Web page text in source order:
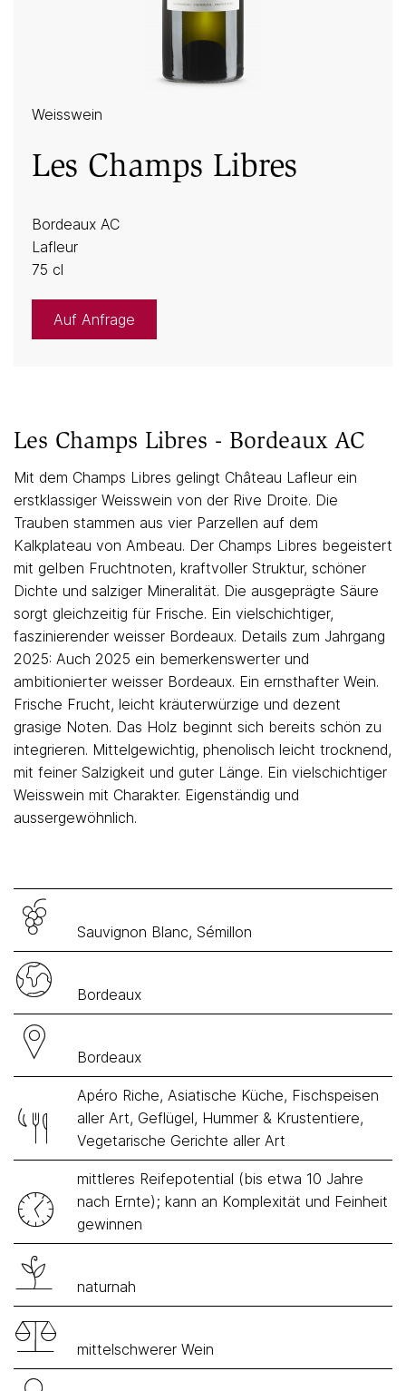
Weisswein
Les Champs Libres
Bordeaux AC
Lafleur
75 cl
Auf Anfrage
Les Champs Libres - Bordeaux AC
Mit dem Champs Libres gelingt Château Lafleur ein
erstklassiger Weisswein von der Rive Droite. Die
Trauben stammen aus vier Parzellen auf dem
Kalkplateau von Ambeau. Der Champs Libres begeistert
mit gelben Fruchtnoten, kraftvoller Struktur, schöner
Dichte und salziger Mineralität. Die ausgeprägte Säure
sorgt gleichzeitig für Frische. Ein vielschichtiger,
faszinierender weisser Bordeaux. Details zum Jahrgang
2025: Auch 2025 ein bemerkenswerter und
ambitionierter weisser Bordeaux. Ein ernsthafter Wein.
Frische Frucht, leicht kräuterwürzige und dezent
grasige Noten. Das Holz beginnt sich bereits schön zu
integrieren. Mittelgewichtig, phenolisch leicht trocknend,
mit feiner Salzigkeit und guter Länge. Ein vielschichtiger
Weisswein mit Charakter. Eigenständig und
aussergewöhnlich.
Sauvignon Blanc, Sémillon
Bordeaux
Bordeaux
Apéro Riche, Asiatische Küche, Fischspeisen
aller Art, Geflügel, Hummer & Krustentiere,
Vegetarische Gerichte aller Art
mittleres Reifepotential (bis etwa 10 Jahre
nach Ernte); kann an Komplexität und Feinheit
gewinnen
naturnah
mittelschwerer Wein